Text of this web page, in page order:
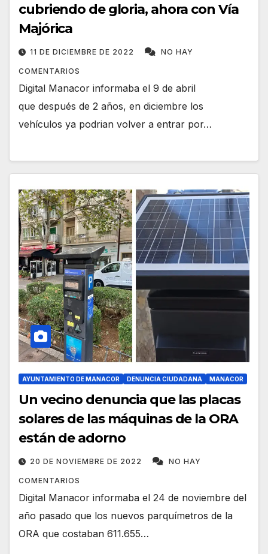
cubriendo de gloria, ahora con Vía
Majórica
11 DE DICIEMBRE DE 2022 NO HAY
COMENTARIOS
Digital Manacor informaba el 9 de abril
que después de 2 años, en diciembre los
vehículos ya podrian volver a entrar por…
AYUNTAMIENTO DE MANACOR DENUNCIA CIUDADANA MANACOR
Un vecino denuncia que las placas
solares de las máquinas de la ORA
están de adorno
20 DE NOVIEMBRE DE 2022 NO HAY
COMENTARIOS
Digital Manacor informaba el 24 de noviembre del
año pasado que los nuevos parquímetros de la
ORA que costaban 611.655…